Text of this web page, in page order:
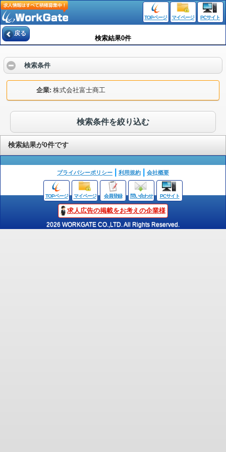
TOPページ マイページ PCサイト
戻る
検索結果0件
検索条件
企業 株式会社富士商工
検索条件を絞り込む
検索結果が0件です
プライバシーポリシー 利用規約 会社概要
TOPページ マイページ 会員登録 問い合わせ PCサイト
求人広告の掲載をお考えの企業様
2026 WORKGATE CO.,LTD. All Rights Reserved.